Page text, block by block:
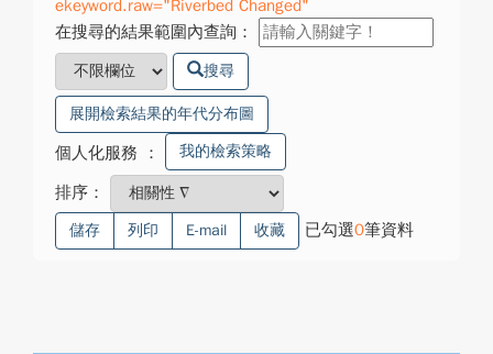
ekeyword.raw="Riverbed Changed"
在搜尋的結果範圍內查詢：
搜尋
展開檢索結果的年代分布圖
個人化服務 ： 我的檢索策略
排序：
儲存 列印 E-mail 收藏 已勾選0筆資料